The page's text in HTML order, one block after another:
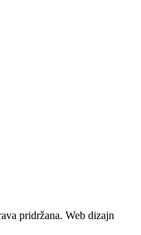
pridržana. Web dizajn